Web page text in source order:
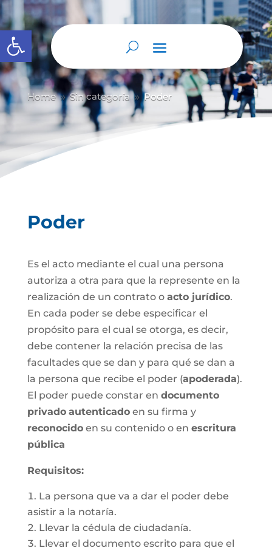
Abrir barra de herramientas
Home 9 Sin categoría 9 Poder
Poder
Es el acto mediante el cual una persona
autoriza a otra para que la represente en la
realización de un contrato o acto jurídico.
En cada poder se debe especificar el
propósito para el cual se otorga, es decir,
debe contener la relación precisa de las
facultades que se dan y para qué se dan a
la persona que recibe el poder (apoderada).
El poder puede constar en documento
privado autenticadoen su firma y
reconocidoen su contenido o en escritura
pública
Requisitos:
La persona que va a dar el poder debe
asistir a la notaría.
Llevar la cédula de ciudadanía.
Llevar el documento escrito para que el